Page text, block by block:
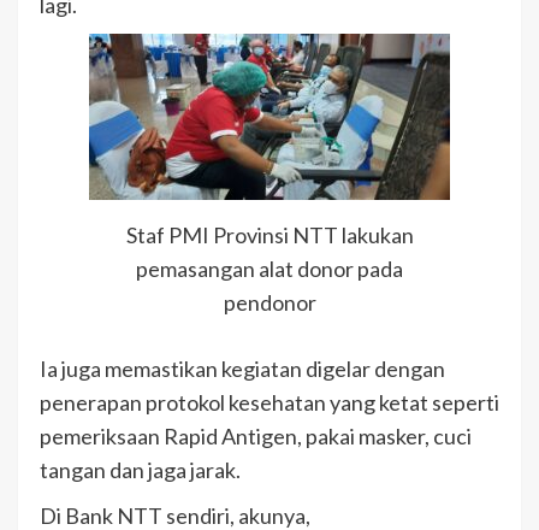
Staf PMI Provinsi NTT lakukan
pemasangan alat donor pada
pendonor
Ia juga memastikan kegiatan digelar dengan
penerapan protokol kesehatan yang ketat seperti
pemeriksaan Rapid Antigen, pakai masker, cuci
tangan dan jaga jarak.
Di Bank NTT sendiri, akunya,